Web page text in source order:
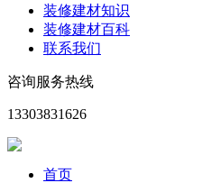
装修建材知识
装修建材百科
联系我们
咨询服务热线
13303831626
首页